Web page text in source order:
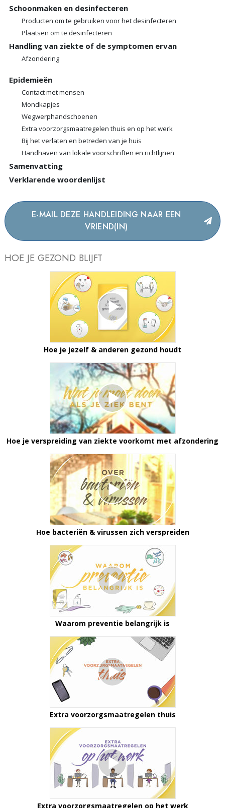
Schoonmaken en desinfecteren
Producten om te gebruiken voor het desinfecteren
Plaatsen om te desinfecteren
Handling van ziekte of de symptomen ervan
Afzondering
Epidemieën
Contact met mensen
Mondkapjes
Wegwerphandschoenen
Extra voorzorgsmaatregelen thuis en op het werk
Bij het verlaten en betreden van je huis
Handhaven van lokale voorschriften en richtlijnen
Samenvatting
Verklarende woordenlijst
E-MAIL DEZE HANDLEIDING NAAR EEN
VRIEND(IN)
HOE JE GEZOND BLIJFT
Hoe je jezelf & anderen gezond houdt
Hoe je verspreiding van ziekte voorkomt met afzondering
Hoe bacteriën & virussen zich verspreiden
Waarom preventie belangrijk is
Extra voorzorgs­maatregelen thuis
Extra voorzorgs­maatregelen op het werk